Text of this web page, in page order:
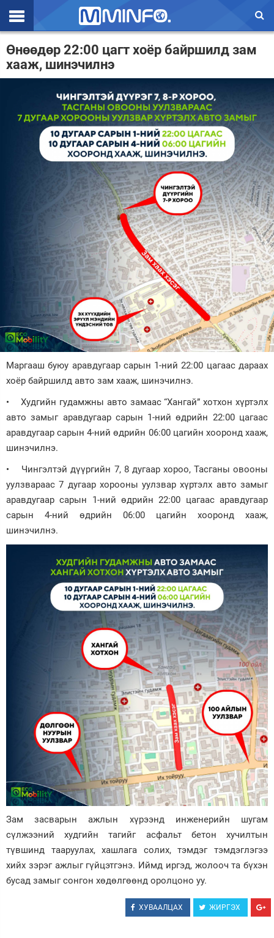
Эхлэл
Цаг агаар
Улс төр
Эдийн засаг
Энтертайнмэнт
Өнөөдөр 22:00 цагт хоёр байршилд зам
хааж, шинэчилнэ
Маргааш буюу аравдугаар сарын 1-ний 22:00 цагаас дараах
хоёр байршилд авто зам хааж, шинэчилнэ.
• Худгийн гудамжны авто замаас “Хангай” хотхон хүртэлх
авто замыг аравдугаар сарын 1-ний өдрийн 22:00 цагаас
аравдугаар сарын 4-ний өдрийн 06:00 цагийн хооронд хааж,
шинэчилнэ.
• Чингэлтэй дүүргийн 7, 8 дугаар хороо, Тасганы овооны
уулзвараас 7 дугаар хорооны уулзвар хүртэлх авто замыг
аравдугаар сарын 1-ний өдрийн 22:00 цагаас аравдугаар
сарын 4-ний өдрийн 06:00 цагийн хооронд хааж,
шинэчилнэ.
Зам засварын ажлын хүрээнд инженерийн шугам
сүлжээний худгийн тагийг асфальт бетон хучилтын
түвшинд тааруулах, хашлага солих, тэмдэг тэмдэглэгээ
хийх зэрэг ажлыг гүйцэтгэнэ. Иймд иргэд, жолооч та бүхэн
бусад замыг сонгон хөдөлгөөнд оролцоно уу.
ХУВААЛЦАХ ЖИРГЭХ